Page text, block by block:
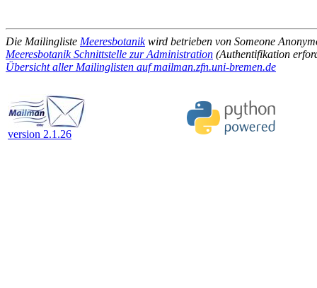
Die Mailingliste Meeresbotanikwird betrieben von Someone
Meeresbotanik Schnittstelle zur Administration (Authentifikation
Übersicht aller Mailinglisten auf mailman.zfn.uni-bremen.de
version 2.1.26